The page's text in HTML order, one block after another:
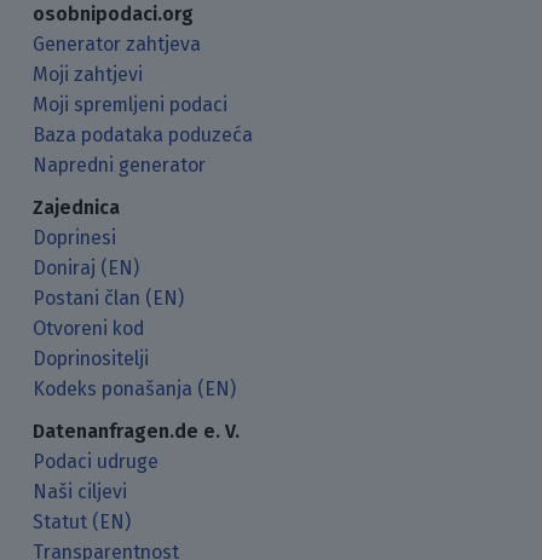
osobnipodaci.org
Generator zahtjeva
Moji zahtjevi
Moji spremljeni podaci
Baza podataka poduzeća
Napredni generator
Zajednica
Doprinesi
Doniraj (EN)
Postani član (EN)
Otvoreni kod
Doprinositelji
Kodeks ponašanja (EN)
Datenanfragen.de e. V.
Podaci udruge
Naši ciljevi
Statut (EN)
Transparentnost